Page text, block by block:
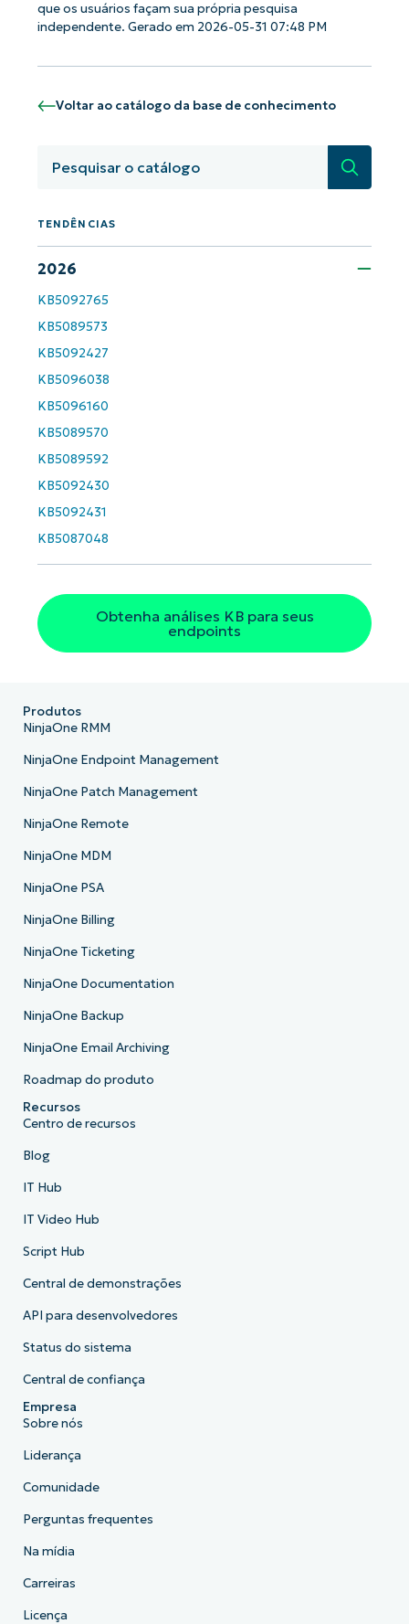
que os usuários façam sua própria pesquisa
independente. Gerado em 2026-05-31 07:48 PM
Voltar ao catálogo da base de conhecimento
TENDÊNCIAS
2026
KB5092765
KB5089573
KB5092427
KB5096038
KB5096160
KB5089570
KB5089592
KB5092430
KB5092431
KB5087048
Obtenha análises KB para seus
endpoints
Phone
number*
País
Produtos
NinjaOne RMM
NinjaOne Endpoint Management
NinjaOne Patch Management
NinjaOne Remote
NinjaOne MDM
NinjaOne PSA
NinjaOne Billing
NinjaOne Ticketing
NinjaOne Documentation
NinjaOne Backup
NinjaOne Email Archiving
Roadmap do produto
Recursos
Centro de recursos
Blog
IT Hub
IT Video Hub
Script Hub
Central de demonstrações
API para desenvolvedores
Status do sistema
Central de confiança
Empresa
Sobre nós
Liderança
Comunidade
Perguntas frequentes
Na mídia
Carreiras
Licença